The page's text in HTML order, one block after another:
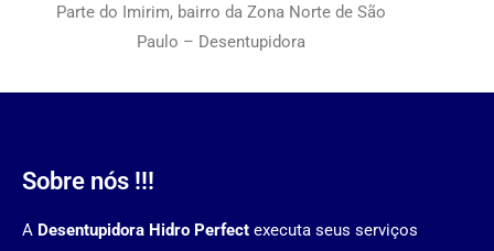
Parte do Imirim, bairro da Zona Norte de São
Paulo – Desentupidora
Sobre nós !!!
A Desentupidora Hidro Perfect executa seus serviços